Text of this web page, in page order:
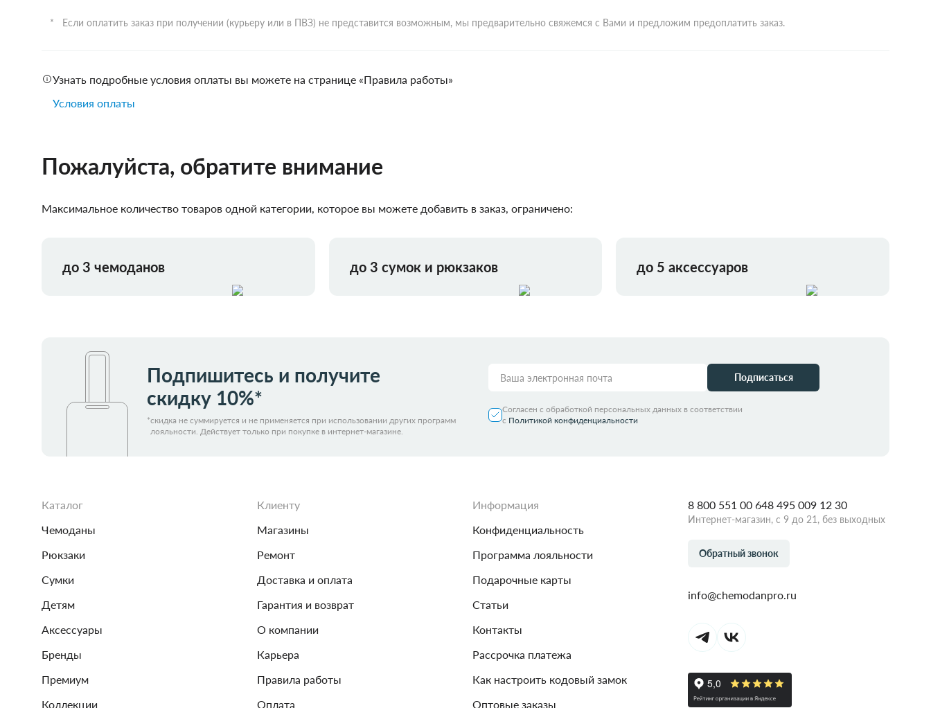
Если оплатить заказ при получении (курьеру или в ПВЗ) не представится возможным, мы предварительно свяжемся с Вами и предложим предоплатить заказ.
Узнать подробные условия оплаты вы можете на странице «Правила работы»
Условия оплаты
Пожалуйста, обратите внимание
Максимальное количество товаров одной категории, которое вы можете добавить в заказ, ограничено:
до 3 чемоданов до 3 сумок и рюкзаков до 5 аксессуаров
Подпишитесь и получите
скидку 10%*
*скидка не суммируется и не применяется при использовании других программ
лояльности. Действует только при покупке в интернет-магазине.
Подписаться
Согласен с обработкой персональных данных в соответствии
с Политикой конфиденциальности
Каталог
Чемоданы
Рюкзаки
Сумки
Детям
Аксессуары
Бренды
Премиум
Коллекции
Клиенту
Магазины
Ремонт
Доставка и оплата
Гарантия и возврат
О компании
Карьера
Правила работы
Оплата
Информация
Конфиденциальность
Программа лояльности
Подарочные карты
Статьи
Контакты
Рассрочка платежа
Как настроить кодовый замок
Оптовые заказы
8 800 551 00 648 495 009 12 30
Интернет-магазин, с 9 до 21, без выходных
Обратный звонок
info@chemodanpro.ru